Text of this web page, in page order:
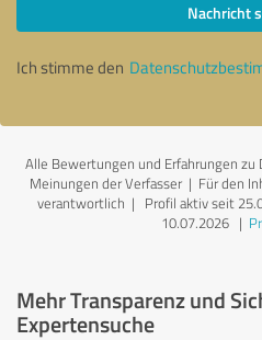
Nachricht
Ich stimme den
Alle Bewertungen und Erfahrungen
Meinungen der Verfasser | Für den
verantwortlich | Profil aktiv seit
10.07.2026 |
Mehr Transparenz und
Expertensuche